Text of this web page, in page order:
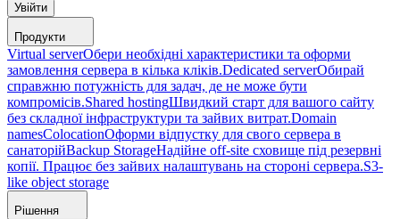
Увійти
Продукти
Virtual serverОбери необхідні характеристики та оформи
замовлення сервера в кілька кліків.Dedicated serverОбирай
справжню потужність для задач, де не може бути
компромісів.Shared hostingШвидкий старт для вашого сайту
без складної інфраструктури та зайвих витрат.Domain
namesColocationОформи відпустку для свого сервера в
санаторійBackup StorageНадійне off-site сховище під резервні
копії. Працює без зайвих налаштувань на стороні сервера.S3-
like object storage
Рішення